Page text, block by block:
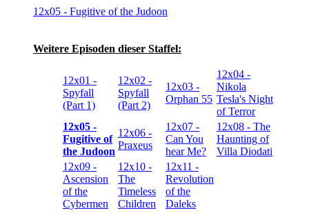
12x05 - Fugitive of the Judoon
Weitere Episoden dieser Staffel:
12x01 -
Spyfall
(Part 1)
12x02 -
Spyfall
(Part 2)
12x03 -
Orphan 55
12x04 -
Nikola
Tesla's Night
of Terror
12x05 -
Fugitive of
the Judoon
12x06 -
Praxeus
12x07 -
Can You
hear Me?
12x08 - The
Haunting of
Villa Diodati
12x09 -
Ascension
of the
Cybermen
12x10 -
The
Timeless
Children
12x11 -
Revolution
of the
Daleks